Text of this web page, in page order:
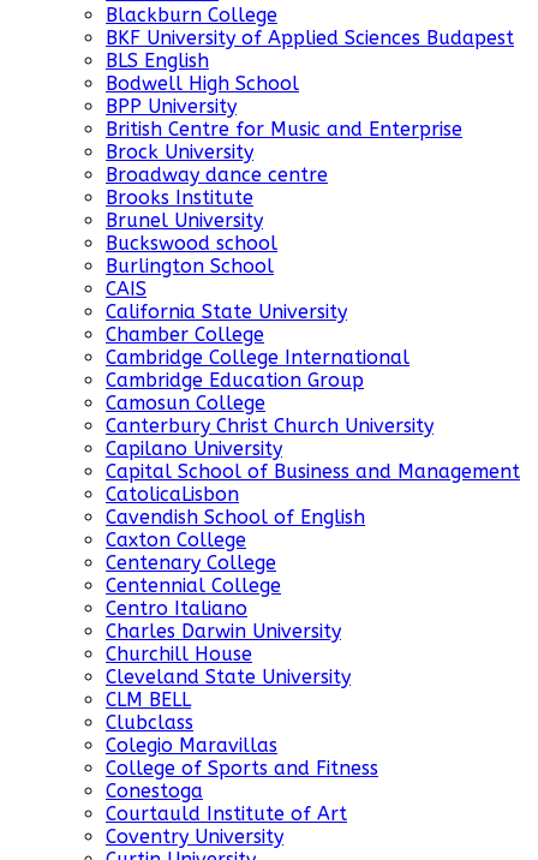
Blackburn College
BKF University of Applied Sciences Budapest
BLS English
Bodwell High School
BPP University
British Centre for Music and Enterprise
Brock University
Broadway dance centre
Brooks Institute
Brunel University
Buckswood school
Burlington School
CAIS
California State University
Chamber College
Cambridge College International
Cambridge Education Group
Camosun College
Canterbury Christ Church University
Capilano University
Capital School of Business and Management
CatolicaLisbon
Cavendish School of English
Caxton College
Centenary College
Centennial College
Centro Italiano
Charles Darwin University
Churchill House
Cleveland State University
CLM BELL
Clubclass
Colegio Maravillas
College of Sports and Fitness
Conestoga
Courtauld Institute of Art
Coventry University